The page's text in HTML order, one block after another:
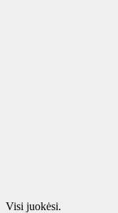
Visi juokėsi.